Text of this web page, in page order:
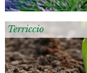
Terriccio